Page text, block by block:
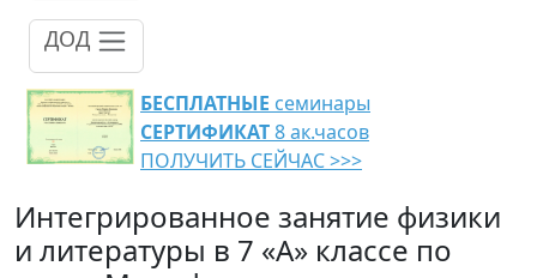
ДОД
БЕСПЛАТНЫЕ семинары
СЕРТИФИКАТ8 ак.часов
ПОЛУЧИТЬ СЕЙЧАС >>>
Интегрированное занятие физики
и литературы в 7 «А» классе по